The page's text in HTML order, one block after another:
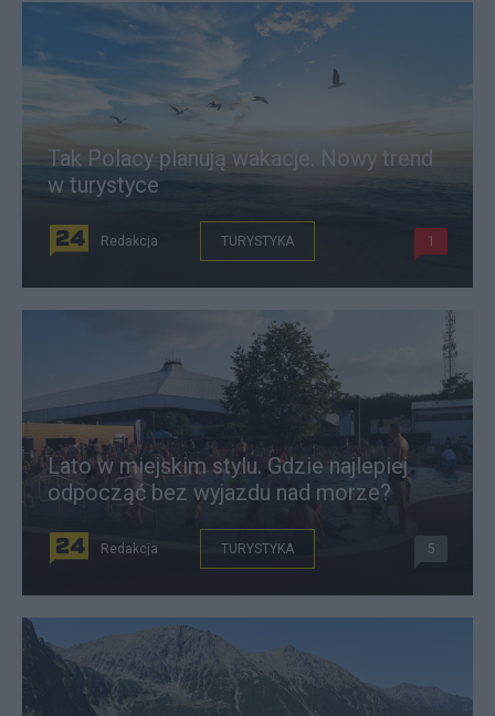
Tak Polacy planują wakacje. Nowy trend
w turystyce
Redakcja TURYSTYKA 1
Lato w miejskim stylu. Gdzie najlepiej
odpocząć bez wyjazdu nad morze?
Redakcja TURYSTYKA 5